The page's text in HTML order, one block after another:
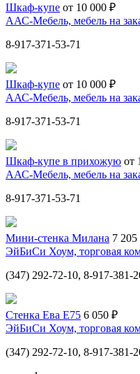
Шкаф-купе от 10 000 ₽
ААС-Мебель, мебель на
8-917-371-53-71
Шкаф-купе от 10 000 ₽
ААС-Мебель, мебель на
8-917-371-53-71
Шкаф-купе в прихожую от
ААС-Мебель, мебель на
8-917-371-53-71
Мини-стенка Милана 7 205
ЭйБиСи Хоум, торговая
(347) 292-72-10, 8-917-381-
Стенка Ева Е75 6 050 ₽
ЭйБиСи Хоум, торговая
(347) 292-72-10, 8-917-381-